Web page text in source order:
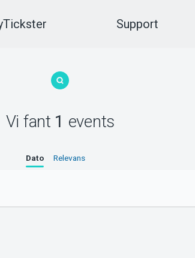
Support
Vi fant 1 events
Dato Relevans